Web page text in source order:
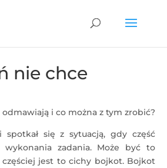
nie chce
i co można z tym zrobić?
spotkał się z sytuacją, gdy część
wykonania zadania. Może być to
jest to cichy bojkot. Bojkot